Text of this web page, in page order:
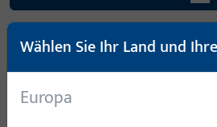
Account
Wählen Sie Ihr Land und
Europa